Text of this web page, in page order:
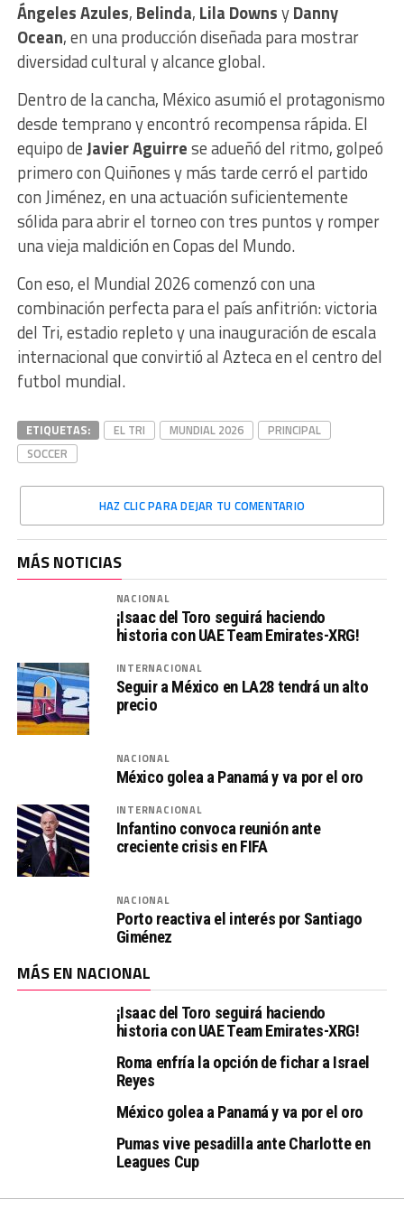
Ángeles Azules, Belinda, Lila DownsyDanny
Ocean, en una producción diseñada para mostrar
diversidad cultural y alcance global.
Dentro de la cancha, México asumió el protagonismo
desde temprano y encontró recompensa rápida. El
equipo deJavier Aguirrese adueñó del ritmo, golpeó
primero con Quiñones y más tarde cerró el partido
con Jiménez, en una actuación suficientemente
sólida para abrir el torneo con tres puntos y romper
una vieja maldición en Copas del Mundo.
Con eso, el Mundial 2026 comenzó con una
combinación perfecta para el país anfitrión: victoria
del Tri, estadio repleto y una inauguración de escala
internacional que convirtió al Azteca en el centro del
futbol mundial.
ETIQUETAS: EL TRI MUNDIAL 2026
PRINCIPAL
SOCCER
HAZ CLIC PARA DEJAR TU COMENTARIO
MÁS NOTICIAS
NACIONAL
¡Isaac del Toro seguirá haciendo
historia con UAE Team Emirates-XRG!
INTERNACIONAL
Seguir a México en LA28 tendrá un alto
precio
NACIONAL
México golea a Panamá y va por el oro
INTERNACIONAL
Infantino convoca reunión ante
creciente crisis en FIFA
NACIONAL
Porto reactiva el interés por Santiago
Giménez
MÁS EN NACIONAL
¡Isaac del Toro seguirá haciendo
historia con UAE Team Emirates-XRG!
Roma enfría la opción de fichar a Israel
Reyes
México golea a Panamá y va por el oro
Pumas vive pesadilla ante Charlotte en
Leagues Cup